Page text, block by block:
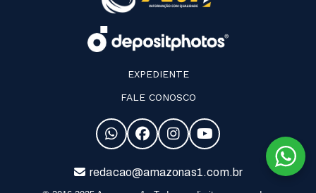
EXPEDIENTE
FALE CONOSCO
redacao@amazonas1.com.br